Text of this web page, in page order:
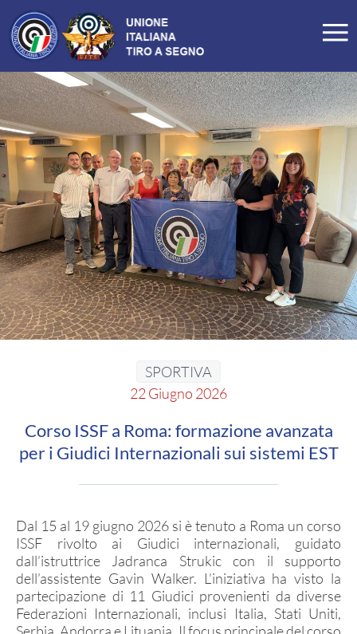
LA FEDERAZIONE
Profilo
Storia
Organigramma
Carte Federali
Comitati Regionali
Manifesto
Tesseramento
Commissioni
SEZIONI TSN
Ricerca Sezioni
Affiliazioni Registro CONI
IL TIRO A SEGNO
Carabina
DISCIPLINE ISSF
SPORTIVA
22 Giugno 2026
Corso ISSF a Roma: formazione avanzata
per i Giudici Internazionali sui sistemi EST
Dal 15 al 19 giugno 2026 si è tenuto a Roma un corso
ISSF rivolto ai Giudici internazionali, guidato
dall’istruttrice Jadranca Strukic con il supporto
dell’assistente Gavin Walker. L’iniziativa ha visto la
partecipazione di 11 Giudici provenienti da diverse
Federazioni Internazionali, inclusi Italia, Stati Uniti,